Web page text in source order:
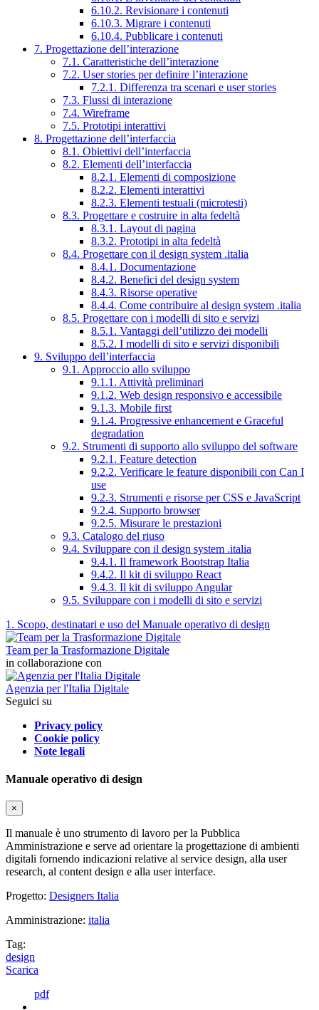
6.10.2. Revisionare i contenuti
6.10.3. Migrare i contenuti
6.10.4. Pubblicare i contenuti
7. Progettazione dell’interazione
7.1. Caratteristiche dell’interazione
7.2. User stories per definire l’interazione
7.2.1. Differenza tra scenari e user stories
7.3. Flussi di interazione
7.4. Wireframe
7.5. Prototipi interattivi
8. Progettazione dell’interfaccia
8.1. Obiettivi dell’interfaccia
8.2. Elementi dell’interfaccia
8.2.1. Elementi di composizione
8.2.2. Elementi interattivi
8.2.3. Elementi testuali (microtesti)
8.3. Progettare e costruire in alta fedeltà
8.3.1. Layout di pagina
8.3.2. Prototipi in alta fedeltà
8.4. Progettare con il design system .italia
8.4.1. Documentazione
8.4.2. Benefici del design system
8.4.3. Risorse operative
8.4.4. Come contribuire al design system .italia
8.5. Progettare con i modelli di sito e servizi
8.5.1. Vantaggi dell’utilizzo dei modelli
8.5.2. I modelli di sito e servizi disponibili
9. Sviluppo dell’interfaccia
9.1. Approccio allo sviluppo
9.1.1. Attività preliminari
9.1.2. Web design responsivo e accessibile
9.1.3. Mobile first
9.1.4. Progressive enhancement e Graceful
degradation
9.2. Strumenti di supporto allo sviluppo del software
9.2.1. Feature detection
9.2.2. Verificare le feature disponibili con Can I
use
9.2.3. Strumenti e risorse per CSS e JavaScript
9.2.4. Supporto browser
9.2.5. Misurare le prestazioni
9.3. Catalogo del riuso
9.4. Sviluppare con il design system .italia
9.4.1. Il framework Bootstrap Italia
9.4.2. Il kit di sviluppo React
9.4.3. Il kit di sviluppo Angular
9.5. Sviluppare con i modelli di sito e servizi
1. Scopo, destinatari e uso del Manuale operativo di design
Team per la Trasformazione Digitale
in collaborazione con
Agenzia per l'Italia Digitale
Seguici su
Privacy policy
Cookie policy
Note legali
Manuale operativo di design
×
Il manuale è uno strumento di lavoro per la Pubblica
Amministrazione e serve ad orientare la progettazione di ambienti
digitali fornendo indicazioni relative al service design, alla user
research, al content design e alla user interface.
Progetto: Designers Italia
Amministrazione: italia
Tag:
design
Scarica
pdf